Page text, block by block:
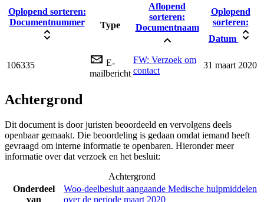
Oplopend sorteren:
Documentnummer
Type
Aflopend
sorteren:
Documentnaam
Oplopend
sorteren:
Datum
106335
E-
mailbericht
FW: Verzoek om
contact
31 maart 2020
Achtergrond
Dit document is door juristen beoordeeld en vervolgens deels
openbaar gemaakt. Die beoordeling is gedaan omdat iemand heeft
gevraagd om interne informatie te openbaren. Hieronder meer
informatie over dat verzoek en het besluit:
Achtergrond
Onderdeel
van
Woo-deelbesluit aangaande Medische hulpmiddelen
over de periode maart 2020